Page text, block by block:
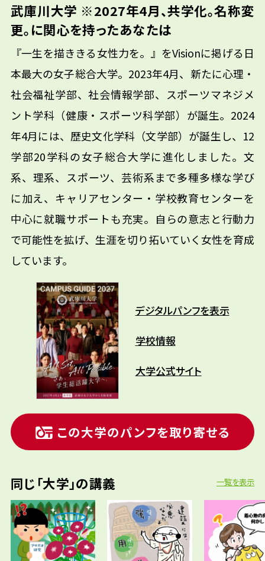
武庫川大学 ※2027年4月、共学化。名称変
更。に関心を持ったあなたは
『一生を描ききる女性力を。』をVisionに掲げる日
本最大の女子総合大学。2023年4月、新たに心理・
社会福祉学部、社会情報学部、スポーツマネジメ
ント学科（健康・スポーツ科学部）が誕生。2024
年4月には、歴史文化学科（文学部）が誕生し、12
学部20学科の女子総合大学に進化しました。文
系、理系、スポーツ、芸術系まで多種多様な学び
に加え、キャリアセンター・学校教育センターを
中心に就職サポートも充実。自らの意志と行動力
で可能性を拡げ、生涯を切り拓いていく女性を育成
しています。
デジタルパンフを表示
学校情報
大学公式サイト
この大学のパンフを取り寄せる
同じ「大学」の講義 一覧を表示